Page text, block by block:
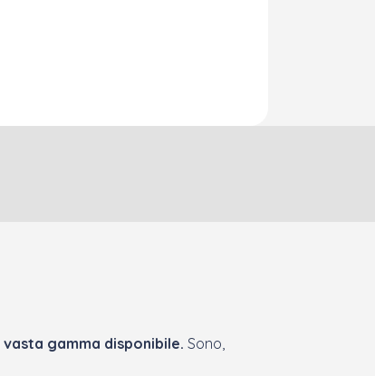
vasta gamma disponibile. Sono,